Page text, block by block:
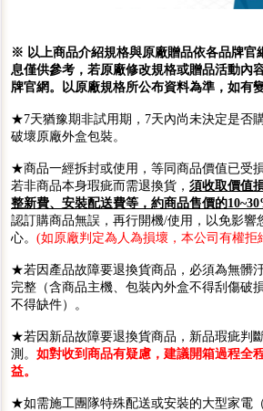
※ 以上商品介紹規格與原廠贈品依各品牌官
息僅供參考，若原廠修改規格或贈品活動內
牌官網。以原廠規格所公布資料為準，如有
★7天猶豫期非試用期，7天內尚未決定是否
破壞原廠外盒包裝。
★商品一經拆封或使用，等同商品價值已受
若非商品本身瑕疵而需退換貨， 須收取價值
整新費、安裝配送費等，約商品售價的
認訂購商品無誤，再行開機/使用，以免影響
心。 (如原廠判定為人為損壞，本公司有權拒
★若因產品故障要退換貨商品，必須為無髒
完整（含商品主機、包裝內外盒不得刮傷破
不得缺件）。
★若因新品故障要退換貨商品，新品瑕疵判
測。 如對收到商品有疑慮，建議開箱過程全
益。
★如需施工團隊特殊配送或安裝的大型家電